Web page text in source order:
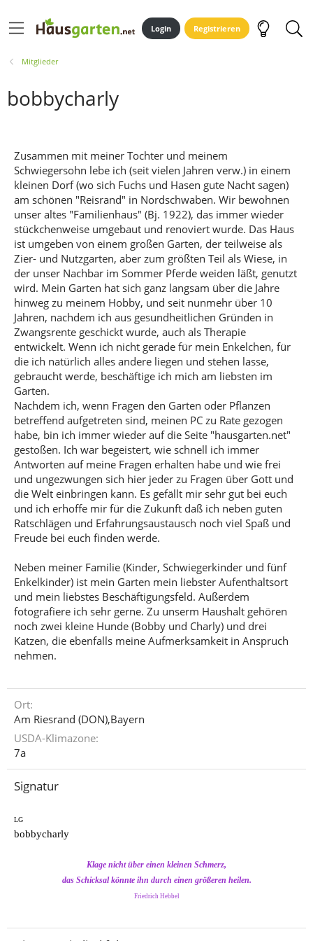
Login Registrieren
Mitglieder
bobbycharly
Zusammen mit meiner Tochter und meinem
Schwiegersohn lebe ich (seit vielen Jahren verw.) in einem
kleinen Dorf (wo sich Fuchs und Hasen gute Nacht sagen)
am schönen "Reisrand" in Nordschwaben. Wir bewohnen
unser altes "Familienhaus" (Bj. 1922), das immer wieder
stückchenweise umgebaut und renoviert wurde. Das Haus
ist umgeben von einem großen Garten, der teilweise als
Zier- und Nutzgarten, aber zum größten Teil als Wiese, in
der unser Nachbar im Sommer Pferde weiden läßt, genutzt
wird. Mein Garten hat sich ganz langsam über die Jahre
hinweg zu meinem Hobby, und seit nunmehr über 10
Jahren, nachdem ich aus gesundheitlichen Gründen in
Zwangsrente geschickt wurde, auch als Therapie
entwickelt. Wenn ich nicht gerade für mein Enkelchen, für
die ich natürlich alles andere liegen und stehen lasse,
gebraucht werde, beschäftige ich mich am liebsten im
Garten.
Nachdem ich, wenn Fragen den Garten oder Pflanzen
betreffend aufgetreten sind, meinen PC zu Rate gezogen
habe, bin ich immer wieder auf die Seite "hausgarten.net"
gestoßen. Ich war begeistert, wie schnell ich immer
Antworten auf meine Fragen erhalten habe und wie frei
und ungezwungen sich hier jeder zu Fragen über Gott und
die Welt einbringen kann. Es gefällt mir sehr gut bei euch
und ich erhoffe mir für die Zukunft daß ich neben guten
Ratschlägen und Erfahrungsaustausch noch viel Spaß und
Freude bei euch finden werde.
Neben meiner Familie (Kinder, Schwiegerkinder und fünf
Enkelkinder) ist mein Garten mein liebster Aufenthaltsort
und mein liebstes Beschäftigungsfeld. Außerdem
fotografiere ich sehr gerne. Zu unserm Haushalt gehören
noch zwei kleine Hunde (Bobby und Charly) und drei
Katzen, die ebenfalls meine Aufmerksamkeit in Anspruch
nehmen.
Ort
Am Riesrand (DON),Bayern
USDA-Klimazone
7a
Signatur
LG
bobbycharly
Klage nicht über einen kleinen Schmerz,
das Schicksal könnte ihn durch einen größeren heilen.
Friedrich Hebbel